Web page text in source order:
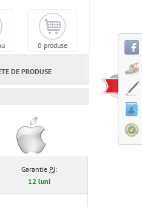
0 produse
DE PRODUSE
Garantie PJ:
12 luni